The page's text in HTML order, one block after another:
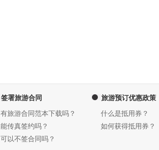
签署旅游合同
有旅游合同范本下载吗？
能传真签约吗？
可以不签合同吗？
旅游预订优惠政策
什么是抵用券？
如何获得抵用券？